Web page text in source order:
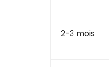
2-3 mois